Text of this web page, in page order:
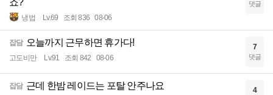
죠?
냉법 Lv.69 조회 836 08-06
댓글
잡담 오늘까지 근무하면 휴가다!
고도비만 Lv.91 조회 842 08-06
7
댓글
잡담 근데 한밤 레이드는 포탈 안주나요 4